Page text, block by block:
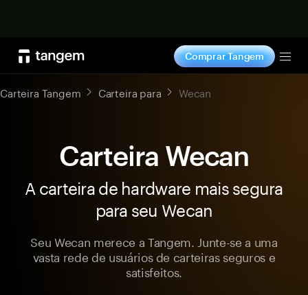
Comprar Tangem
Carteira Tangem Carteira para Wecan
Carteira Wecan
A carteira de hardware mais segura
para seu Wecan
Seu Wecan merece a Tangem. Junte-se a uma
vasta rede de usuários de carteiras seguros e
satisfeitos.